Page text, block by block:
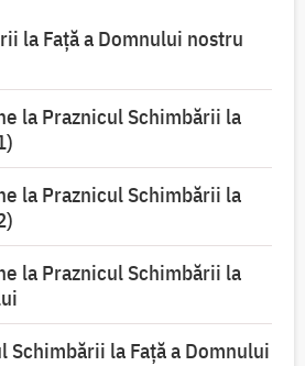
la Faţă a Domnului nostru
la Praznicul Schimbării la
la Praznicul Schimbării la
la Praznicul Schimbării la
Schimbării la Faţă a Domnului